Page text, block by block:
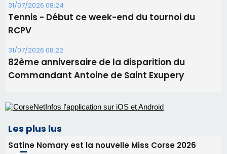
31/07/2026 08:24
Tennis - Début ce week-end du tournoi du
RCPV
31/07/2026 08:22
82ème anniversaire de la disparition du
Commandant Antoine de Saint Exupery
Les plus lus
Satine Nomary est la nouvelle Miss Corse 2026